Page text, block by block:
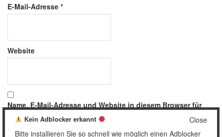
E-Mail-Adresse *
Website
Name, E-Mail-Adresse und Website in diesem Browser für
meinen nächsten Kommentar speichern.
Close
Kein Adblocker erkannt
Bitte installieren Sie so schnell wie möglich einen Adblocker